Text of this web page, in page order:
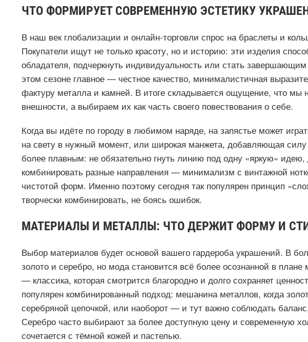
ЧТО ФОРМИРУЕТ СОВРЕМЕННУЮ ЭСТЕТИКУ
В наш век глобализации и онлайн-торговли спрос на браслеты и
Покупатели ищут не только красоту, но и историю: эти изделия
обладателя, подчеркнуть индивидуальность или стать
этом сезоне главное — честное качество, минималистичная
фактуру металла и камней. В итоге складывается ощущение, что мы
внешности, а выбираем их как часть своего повествования о себе.
Когда вы идёте по городу в любимом наряде, на запястье может
на свету в нужный момент, или широкая манжета, добавляющая
более плавным: не обязательно гнуть линию под одну «яркую» идею,
комбинировать разные направления — минимализм с винтажной
чистотой форм. Именно поэтому сегодня так популярен принцип
творчески комбинировать, не боясь ошибок.
МАТЕРИАЛЫ И МЕТАЛЛЫ: ЧТО ДЕРЖИТ ФОРМУ И
Выбор материалов будет основой вашего гардероба украшений. В
золото и серебро, но мода становится всё более осознанной в
— классика, которая смотрится благородно и долго сохраняет
популярен комбинированный подход: мешанина металлов, когда
серебряной цепочкой, или наоборот — и тут важно соблюдать
Серебро часто выбирают за более доступную цену и современную
сочетается с тёмной кожей и пастелью.